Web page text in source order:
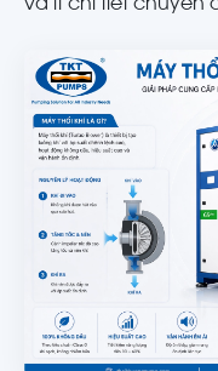
và ít chi tiết chuyển